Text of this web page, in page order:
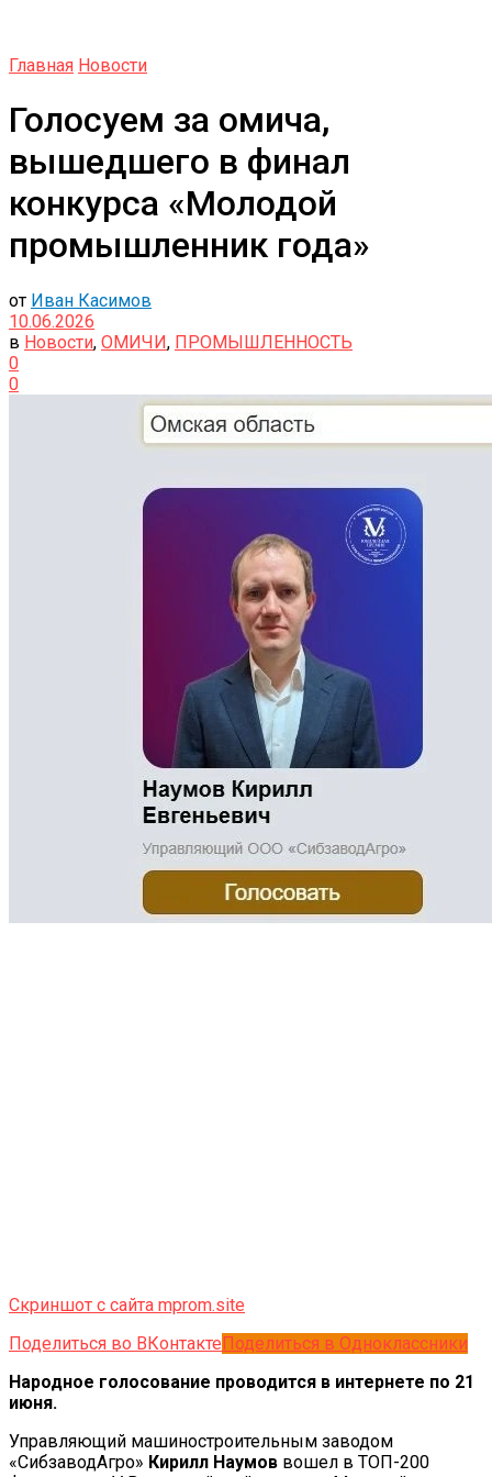
Главная Новости
Голосуем за омича,
вышедшего в финал
конкурса «Молодой
промышленник года»
от Иван Касимов
10.06.2026
в Новости, ОМИЧИ, ПРОМЫШЛЕННОСТЬ
0
0
Скриншот с сайта mprom.site
Поделиться во ВКонтактеПоделиться в Одноклассники
Народное голосование проводится в интернете по 21
июня.
Управляющий машиностроительным заводом
«СибзаводАгро» Кирилл Наумов вошел в ТОП-200